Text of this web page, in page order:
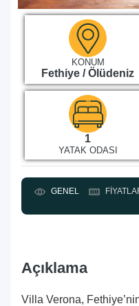
KONUM
Fethiye / Ölüdeniz
1
YATAK ODASI
GENEL
Açıklama
Villa Verona,